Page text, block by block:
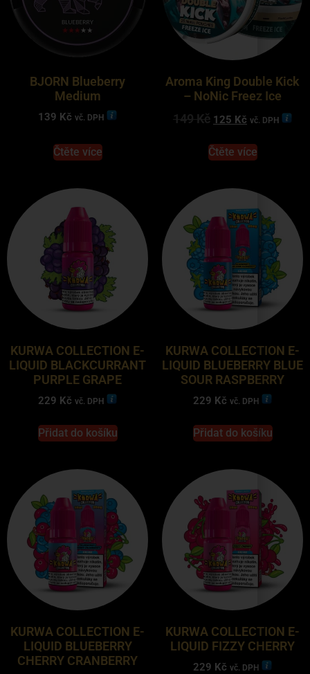
BJORN Blueberry
Medium
139 Kč vč. DPH
Čtěte více
Aroma King Double Kick
– NoNic Freez Ice
149Kč 125 Kč vč. DPH
Čtěte více
KURWA COLLECTION E-
LIQUID BLACKCURRANT
PURPLE GRAPE
229 Kč vč. DPH
Přidat do košíku
KURWA COLLECTION E-
LIQUID BLUEBERRY BLUE
SOUR RASPBERRY
229 Kč vč. DPH
Přidat do košíku
KURWA COLLECTION E-
LIQUID BLUEBERRY
CHERRY CRANBERRY
KURWA COLLECTION E-
LIQUID FIZZY CHERRY
229 Kč vč. DPH